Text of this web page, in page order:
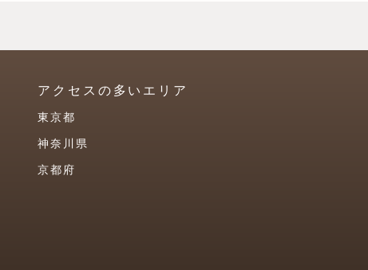
アクセスの多いエリア
東京都
神奈川県
京都府